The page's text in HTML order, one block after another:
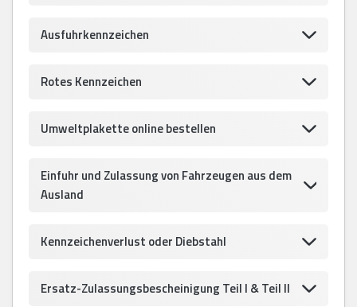
Ausfuhrkennzeichen
Rotes Kennzeichen
Umweltplakette online bestellen
Einfuhr und Zulassung von Fahrzeugen aus dem
Ausland
Kennzeichenverlust oder Diebstahl
Ersatz-Zulassungsbescheinigung Teil I & Teil II